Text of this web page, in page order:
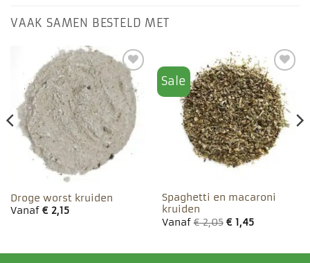
VAAK SAMEN BESTELD MET
Toevoegen
aan
favorieten
Droge worst kruiden
Vanaf €2,15
Sale
Toevoegen
aan
favorieten
Spaghetti en macaroni
kruiden
Vanaf€2,05 €1,45